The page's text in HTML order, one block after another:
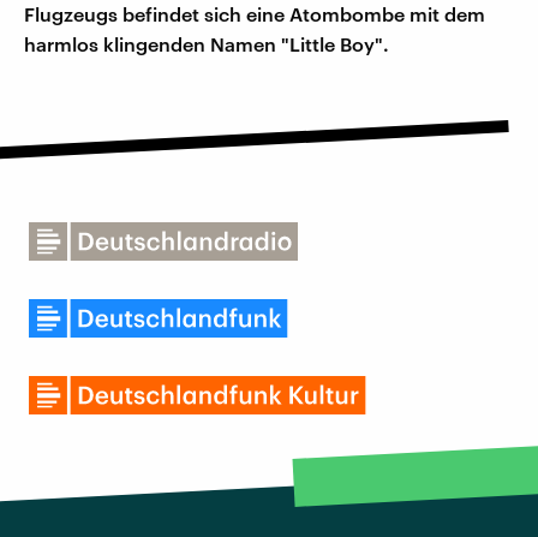
Flugzeugs befindet sich eine Atombombe mit dem
harmlos klingenden Namen "Little Boy".